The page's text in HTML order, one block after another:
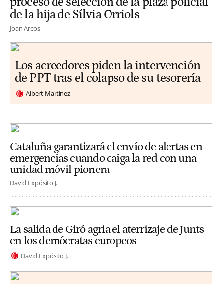
de la hija de Sílvia Orriols
Joan Arcos
Los acreedores piden la intervención
de PPT tras el colapso de su tesorería
Albert Martínez
Cataluña garantizará el envío de alertas en
emergencias cuando caiga la red con una
unidad móvil pionera
David Expósito J.
La salida de Giró agria el aterrizaje de Junts
en los demócratas europeos
David Expósito J.